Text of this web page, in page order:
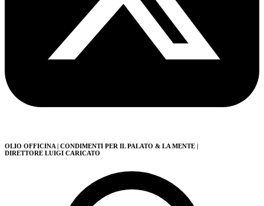
OLIO OFFICINA | CONDIMENTI PER IL PALATO & LA MENTE |
DIRETTORE LUIGI CARICATO